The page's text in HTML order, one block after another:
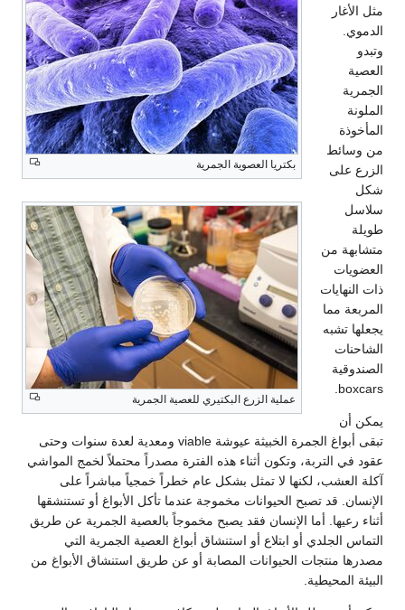
بكتريا العصوية الجمرية
عملية الزرع البكتيري للعصية الجمرية
مثل الأغار
الدموي.
وتبدو
العصية
الجمرية
الملونة
المأخوذة
من وسائط
الزرع على
شكل
سلاسل
طويلة
متشابهة من
العضويات
ذات النهايات
المربعة مما
يجعلها تشبه
الشاحنات
الصندوقية
boxcars.
يمكن أن
تبقى أبواغ الجمرة الخبيثة عيوشة viable ومعدية لعدة سنوات وحتى
عقود في التربة، وتكون أثناء هذه الفترة مصدراً محتملاً لخمج المواشي
آكلة العشب، لكنها لا تمثل بشكل عام خطراً خمجياً مباشراً على
الإنسان. قد تصبح الحيوانات مخموجة عندما تأكل الأبواغ أو تستنشقها
أثناء رعيها. أما الإنسان فقد يصبح مخموجاً بالعصية الجمرية عن طريق
التماس الجلدي أو ابتلاع أو استنشاق أبواغ العصية الجمرية التي
مصدرها منتجات الحيوانات المصابة أو عن طريق استنشاق الأبواغ من
البيئة المحيطية.